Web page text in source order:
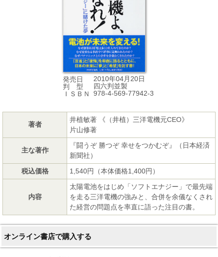
発売日
2010年04月20日
判 型
四六判並製
ＩＳＢＮ
978-4-569-77942-3
著者
井植敏著 《（井植）三洋電機元CEO》
片山修著
主な著作
『闘うぞ 勝つぞ 幸せをつかむぞ』（日本経済
新聞社）
税込価格
1,540円（本体価格1,400円）
内容
太陽電池をはじめ「ソフトエナジー」で最先端
を走る三洋電機の強みと、合併を余儀なくされ
た経営の問題点を率直に語った注目の書。
オンライン書店で購入する